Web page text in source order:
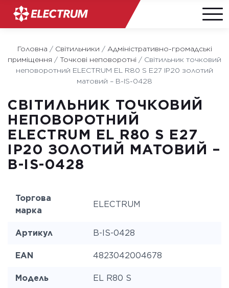
content
Головна / Світильники / Адміністративно-громадські
приміщення / Точкові неповоротні / Світильник точковий
неповоротний ELECTRUM EL R80 S E27 IP20 золотий
матовий – B-IS-0428
СВІТИЛЬНИК ТОЧКОВИЙ
НЕПОВОРОТНИЙ
ELECTRUM EL R80 S E27
IP20 ЗОЛОТИЙ МАТОВИЙ –
B-IS-0428
Торгова
марка
ELECTRUM
Артикул B-IS-0428
EAN 4823042004678
Модель EL R80 S